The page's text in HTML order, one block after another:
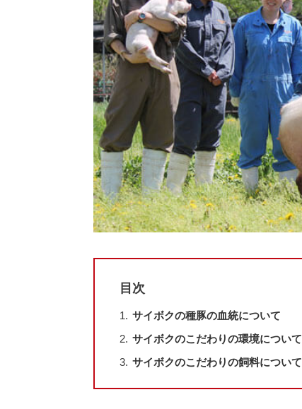
目次
1. サイボクの種豚の血統について
2. サイボクのこだわりの環境について
3. サイボクのこだわりの飼料について